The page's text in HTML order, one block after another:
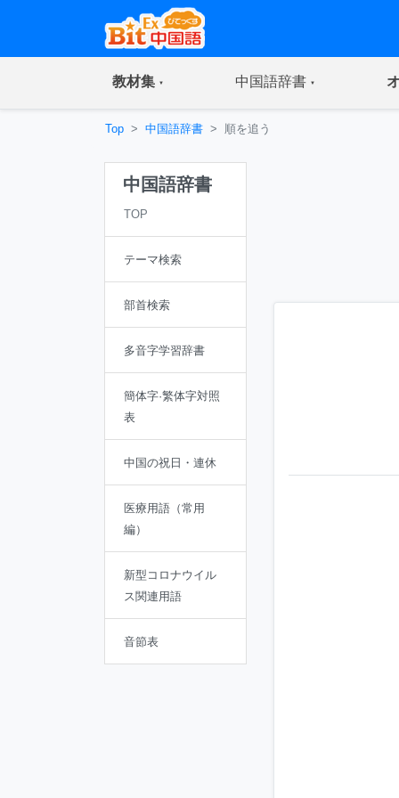
教材集(current) 中国語辞書(current)
Top 中国語辞書 順を追う
中国語辞書
TOP
テーマ検索
部首検索
多音字学習辞書
簡体字·繁体字対照
表
中国の祝日・連休
医療用語（常用
編）
新型コロナウイル
ス関連用語
音節表